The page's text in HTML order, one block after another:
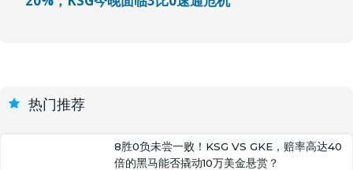
热门推荐
8胜0负未尝一败！KSG VS GKE，赔率高达40
倍的黑马能否撬动10万美金悬赏？